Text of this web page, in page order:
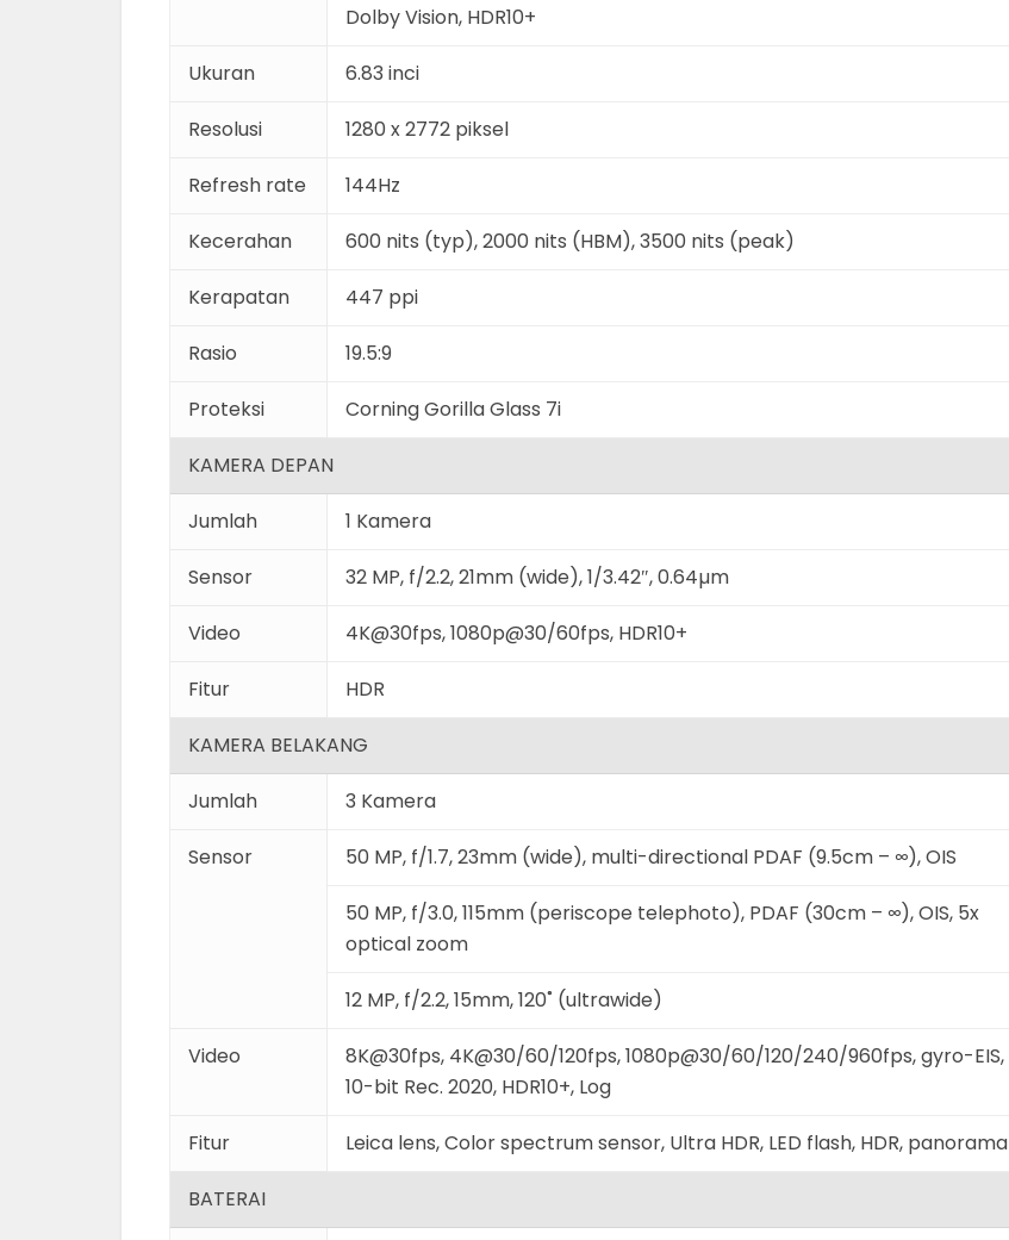
Dolby Vision, HDR10+
Ukuran 6.83 inci
Resolusi 1280 x 2772 piksel
Refresh rate 144Hz
Kecerahan 600 nits (typ), 2000 nits (HBM), 3500 nits (peak)
Kerapatan 447 ppi
Rasio 19.5:9
Proteksi Corning Gorilla Glass 7i
KAMERA DEPAN
Jumlah 1 Kamera
Sensor 32 MP, f/2.2, 21mm (wide), 1/3.42″, 0.64µm
Video 4K@30fps, 1080p@30/60fps, HDR10+
Fitur HDR
KAMERA BELAKANG
Jumlah 3 Kamera
Sensor 50 MP, f/1.7, 23mm (wide), multi-directional PDAF (9.5cm – ∞), OIS
50 MP, f/3.0, 115mm (periscope telephoto), PDAF (30cm – ∞), OIS, 5x
optical zoom
12 MP, f/2.2, 15mm, 120˚ (ultrawide)
Video
8K@30fps, 4K@30/60/120fps, 1080p@30/60/120/240/960fps, gyro-EIS,
10-bit Rec. 2020, HDR10+, Log
Fitur Leica lens, Color spectrum sensor, Ultra HDR, LED flash, HDR, panorama
BATERAI